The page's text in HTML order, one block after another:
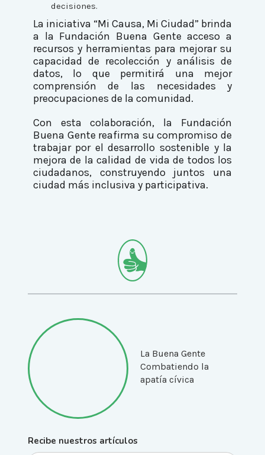
decisiones.
La iniciativa “Mi Causa, Mi Ciudad” brinda
a la Fundación Buena Gente acceso a
recursos y herramientas para mejorar su
capacidad de recolección y análisis de
datos, lo que permitirá una mejor
comprensión de las necesidades y
preocupaciones de la comunidad.
Con esta colaboración, la Fundación
Buena Gente reafirma su compromiso de
trabajar por el desarrollo sostenible y la
mejora de la calidad de vida de todos los
ciudadanos, construyendo juntos una
ciudad más inclusiva y participativa.
La Buena Gente
Combatiendo la
apatía cívica
Recibe nuestros artículos